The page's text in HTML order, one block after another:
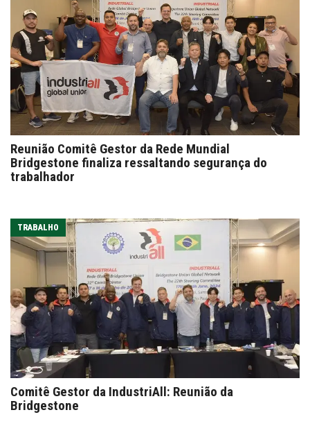
Reunião Comitê Gestor da Rede Mundial
Bridgestone finaliza ressaltando segurança do
trabalhador
TRABALHO
Comitê Gestor da IndustriAll: Reunião da
Bridgestone